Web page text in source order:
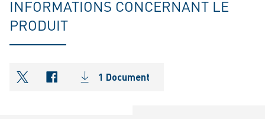
INFORMATIONS CONCERNANT LE
PRODUIT
shareOntwitter
shareOnfacebook
1 Document